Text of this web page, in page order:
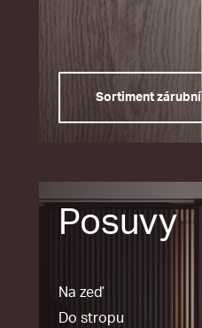
Sortiment zárubní
Posuvy
Na zeď
Do stropu